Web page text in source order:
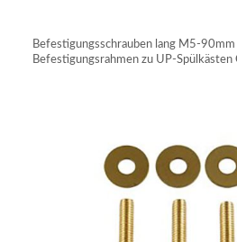
Befestigungsschrauben lang M5-90mm
Befestigungsrahmen zu UP-Spülkästen